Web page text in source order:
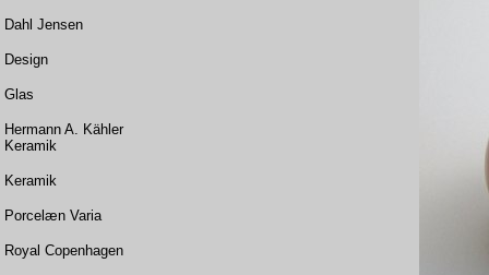
Dahl Jensen
Design
Glas
Hermann A. Kähler
Keramik
Keramik
Porcelæn Varia
Royal Copenhagen